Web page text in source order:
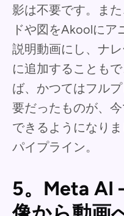
影は不要です。ま
ドや図をAkoolにア
説明動画にし、ナ
に追加することも
ば、かつてはフル
要だったものが、
できるようになりま
パイプライン。
5。Meta AI